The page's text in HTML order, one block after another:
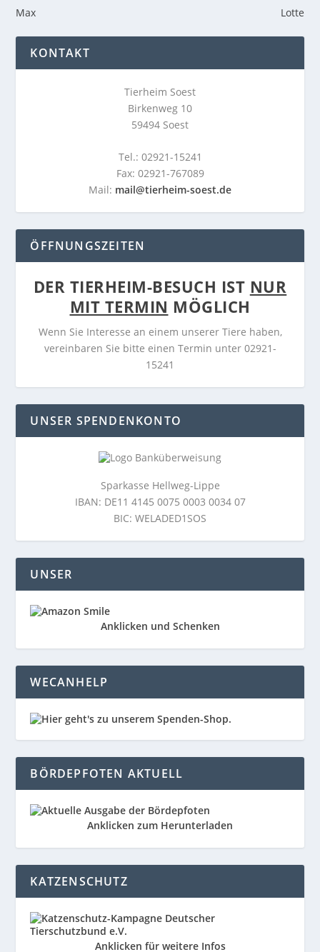
Max Lotte
KONTAKT
Tierheim Soest
Birkenweg 10
59494 Soest
Tel.: 02921-15241
Fax: 02921-767089
Mail: mail@tierheim-soest.de
ÖFFNUNGSZEITEN
DER TIERHEIM-BESUCH IST NUR
MIT TERMIN MÖGLICH
Wenn Sie Interesse an einem unserer Tiere haben,
vereinbaren Sie bitte einen Termin unter 02921-
15241
UNSER SPENDENKONTO
Sparkasse Hellweg-Lippe
IBAN: DE11 4145 0075 0003 0034 07
BIC: WELADED1SOS
UNSER
Anklicken und Schenken
WECANHELP
BÖRDEPFOTEN AKTUELL
Anklicken zum Herunterladen
KATZENSCHUTZ
Anklicken für weitere Infos